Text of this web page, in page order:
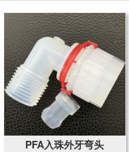
PFA入珠外牙弯头